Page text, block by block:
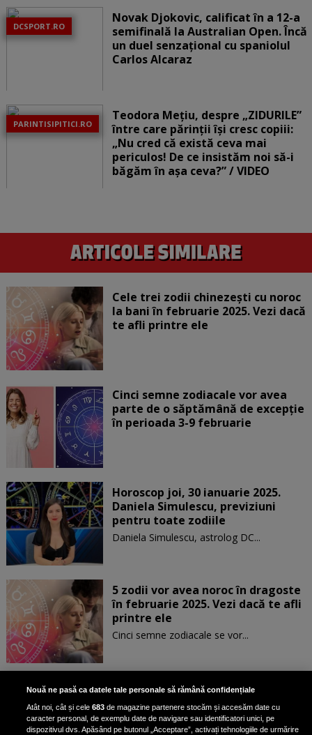
DCSPORT.RO
Novak Djokovic, calificat în a 12-a
semifinală la Australian Open. Încă
un duel senzațional cu spaniolul
Carlos Alcaraz
PARINTISIPITICI.RO
Teodora Mețiu, despre „ZIDURILE”
între care părinții își cresc copiii:
„Nu cred că există ceva mai
periculos! De ce insistăm noi să-i
băgăm în așa ceva?” / VIDEO
Cele trei zodii chinezești cu noroc
la bani în februarie 2025. Vezi dacă
te afli printre ele
Cinci semne zodiacale vor avea
parte de o săptămână de excepție
în perioada 3-9 februarie
Horoscop joi, 30 ianuarie 2025.
Daniela Simulescu, previziuni
pentru toate zodiile
Daniela Simulescu, astrolog DC...
5 zodii vor avea noroc în dragoste
în februarie 2025. Vezi dacă te afli
printre ele
Cinci semne zodiacale se vor...
Patru zodii primesc un mesaj
special de la Univers pe 30
ianuarie. Vezi dacă te afli printre
ele
Nouă ne pasă ca datele tale personale să rămână confidențiale
Atât noi, cât și cele683 de magazine partenere stocăm și accesăm date cu
caracter personal, de exemplu date de navigare sau identificatori unici, pe
dispozitivul dvs. Apăsând pe butonul „Acceptare”, activați tehnologiile de urmărire